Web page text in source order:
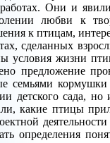
работах. Они и
любви к
к птицам,
сделанных
условия жизни
предложение
семьями
детского сада,
какие птицы
определения